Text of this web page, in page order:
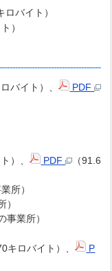
ロバイト）
）
ロバイト）、
PDF
ト）、 PDF
（91.6
所）
業所）
キロバイト）、
P